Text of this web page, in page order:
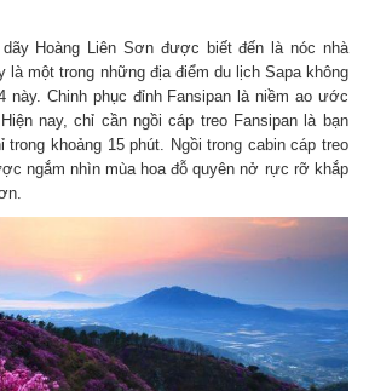
Hoàng Liên Sơn được biết đến là nóc nhà
một trong những địa điểm du lịch Sapa không
này. Chinh phục đỉnh Fansipan là niềm ao ước
nay, chỉ cần ngồi cáp treo Fansipan là bạn
trong khoảng 15 phút. Ngồi trong cabin cáp treo
ngắm nhìn mùa hoa đỗ quyên nở rực rỡ khắp